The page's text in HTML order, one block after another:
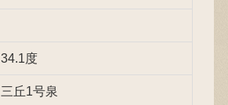
34.1度
三丘1号泉